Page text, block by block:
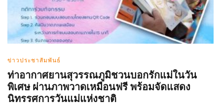
ข่าวประชาสัมพันธ์
ท่าอากาศยานสุวรรณภูมิชวนบอกรักแม่ในวัน
พิเศษ ผ่านภาพวาดเหมือนฟรี พร้อมจัดแสดง
นิทรรศการวันแม่แห่งชาติ